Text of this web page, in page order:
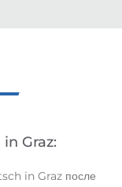
in Graz:
in Graz после